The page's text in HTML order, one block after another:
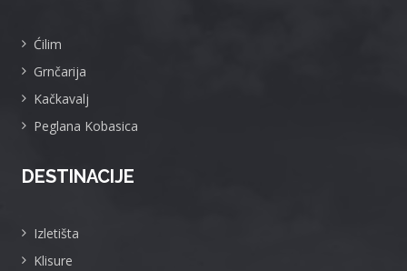
Ćilim
Grnčarija
Kačkavalj
Peglana Kobasica
DESTINACIJE
Izletišta
Klisure